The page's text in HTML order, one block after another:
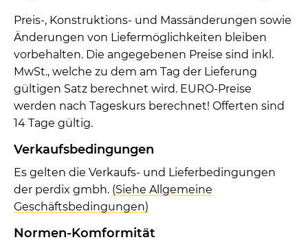
Preis-, Konstruktions- und Massänderungen sowie
Änderungen von Liefermöglichkeiten bleiben
vorbehalten. Die angegebenen Preise sind inkl.
MwSt., welche zu dem am Tag der Lieferung
gültigen Satz berechnet wird. EURO-Preise
werden nach Tageskurs berechnet! Offerten sind
14 Tage gültig.
Verkaufsbedingungen
Es gelten die Verkaufs- und Lieferbedingungen
der perdix gmbh. (Siehe Allgemeine
Geschäftsbedingungen)
Normen-Komformität